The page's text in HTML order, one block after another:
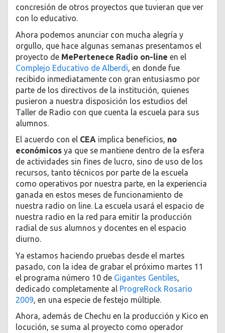
concresión de otros proyectos que tuvieran que ver
con lo educativo.
Ahora podemos anunciar con mucha alegría y
orgullo, que hace algunas semanas presentamos el
proyecto de MePertenece Radio on-line en el
Complejo Educativo de Alberdi, en donde fue
recibido inmediatamente con gran entusiasmo por
parte de los directivos de la institución, quienes
pusieron a nuestra disposición los estudios del
Taller de Radio con que cuenta la escuela para sus
alumnos.
El acuerdo con el CEA implica beneficios, no
económicos ya que se mantiene dentro de la esfera
de actividades sin fines de lucro, sino de uso de los
recursos, tanto técnicos por parte de la escuela
como operativos por nuestra parte, en la experiencia
ganada en estos meses de funcionamiento de
nuestra radio on line. La escuela usará el espacio de
nuestra radio en la red para emitir la producción
radial de sus alumnos y docentes en el espacio
diurno.
Ya estamos haciendo pruebas desde el martes
pasado, con la idea de grabar el próximo martes 11
el programa número 10 de Gigantes Gentiles,
dedicado completamente al ProgreRock Rosario
2009, en una especie de festejo múltiple.
Ahora, además de Chechu en la producción y Kico en
locución, se suma al proyecto como operador